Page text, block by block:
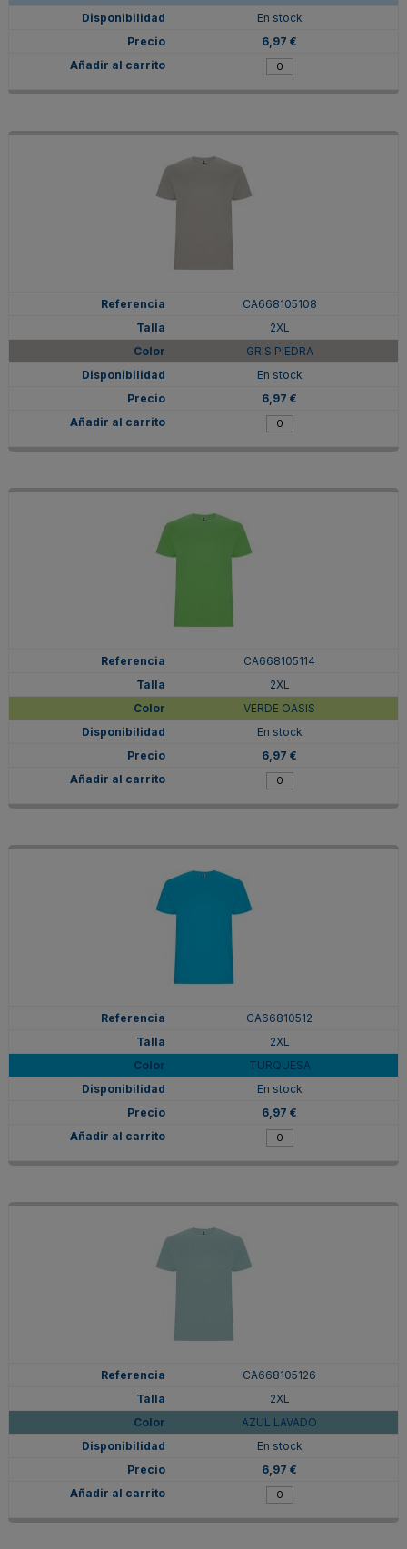
En stock
6,97 €
CA668105108
2XL
GRIS PIEDRA
En stock
6,97 €
CA668105114
2XL
VERDE OASIS
En stock
6,97 €
CA66810512
2XL
TURQUESA
En stock
6,97 €
CA668105126
2XL
AZUL LAVADO
En stock
6,97 €